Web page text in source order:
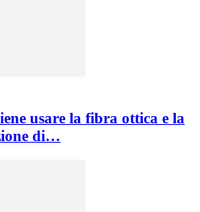
usare la fibra ottica e la
di…